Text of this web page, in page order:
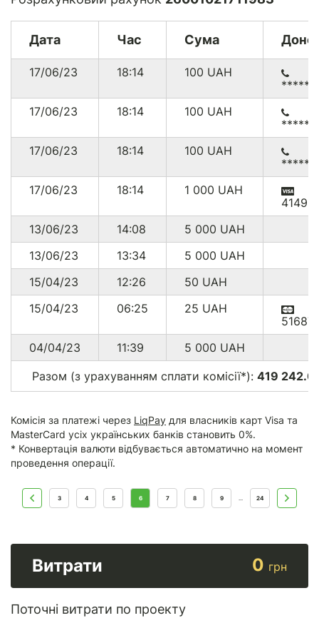
Дата Час Сума
17/06/23 18:14 100 UAH
17/06/23
18:14 100 UAH
17/06/23
18:14 100 UAH
17/06/23
18:14 1 000 UAH
13/06/23
14:08 5 000 UAH
13/06/23
13:34 5 000 UAH
15/04/23
12:26 50 UAH
15/04/23
06:25 25 UAH
04/04/23
11:39 5 000 UAH
Разом (з урахуванням сплати комісії*): 419
Комісія за платежі через LiqPay для власників карт Visa та
MasterCard усіх українських банків становить 0%.
* Конвертація валюти відбувається автоматично на момент
проведення операції.
3 4 5 6 7 8 9 ... 24
Витрати 0 грн
Поточні витрати по проекту